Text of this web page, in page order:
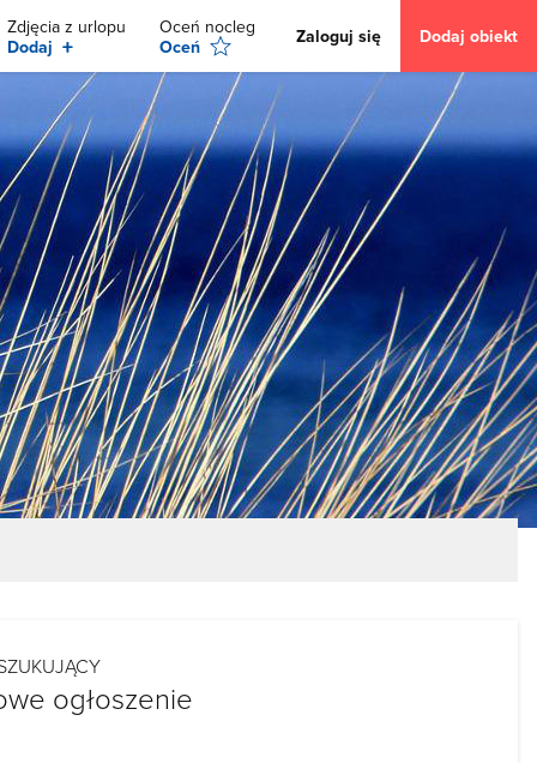
Zdjęcia z urlopu
Dodaj +
Oceń nocleg
Oceń
Zaloguj się Dodaj obiekt
ogłoszenie